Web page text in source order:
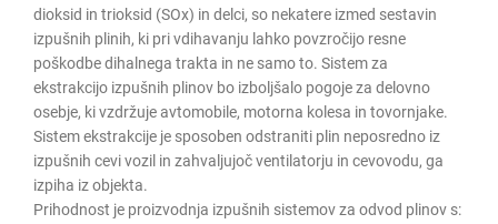
dioksid in trioksid (SOx) in delci, so nekatere izmed sestavin
izpušnih plinih, ki pri vdihavanju lahko povzročijo resne
poškodbe dihalnega trakta in ne samo to. Sistem za
ekstrakcijo izpušnih plinov bo izboljšalo pogoje za delovno
osebje, ki vzdržuje avtomobile, motorna kolesa in tovornjake.
Sistem ekstrakcije je sposoben odstraniti plin neposredno iz
izpušnih cevi vozil in zahvaljujoč ventilatorju in cevovodu, ga
izpiha iz objekta.
Prihodnost je proizvodnja izpušnih sistemov za odvod plinov s: